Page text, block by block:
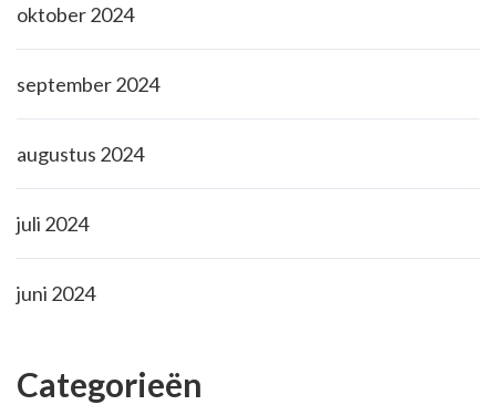
oktober 2024
september 2024
augustus 2024
juli 2024
juni 2024
Categorieën